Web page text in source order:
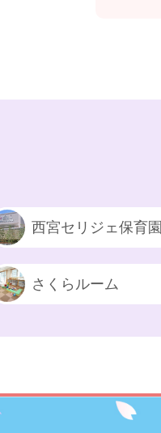
西宮セリジェ保育園
さくらルーム